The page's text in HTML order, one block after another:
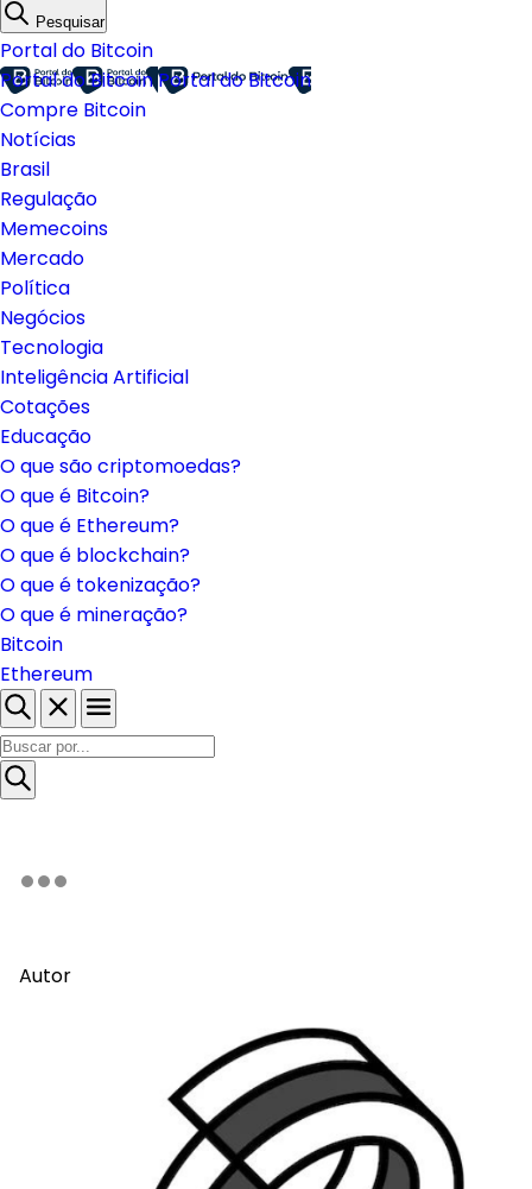
Pesquisar
Portal do Bitcoin
Portal do BitcoinPortal do Bitcoin
Compre Bitcoin
Notícias
Brasil
Regulação
Memecoins
Mercado
Política
Negócios
Tecnologia
Inteligência Artificial
Cotações
Educação
O que são criptomoedas?
O que é Bitcoin?
O que é Ethereum?
O que é blockchain?
O que é tokenização?
O que é mineração?
Bitcoin
Ethereum
Autor